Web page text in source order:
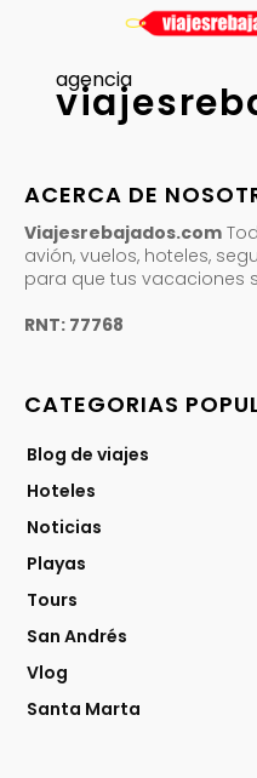
agencia
ACERCA DE
Viajesrebajados.com
avión, vuelos, hoteles,
para que tus vacaciones
RNT: 77768
CATEGORIAS
Blog de viajes
Hoteles
Noticias
Playas
Tours
San Andrés
Vlog
Santa Marta